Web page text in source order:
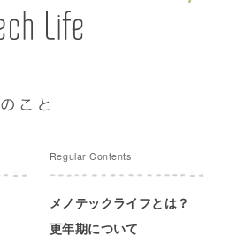
Regular Contents
メノテックライフとは？
更年期について